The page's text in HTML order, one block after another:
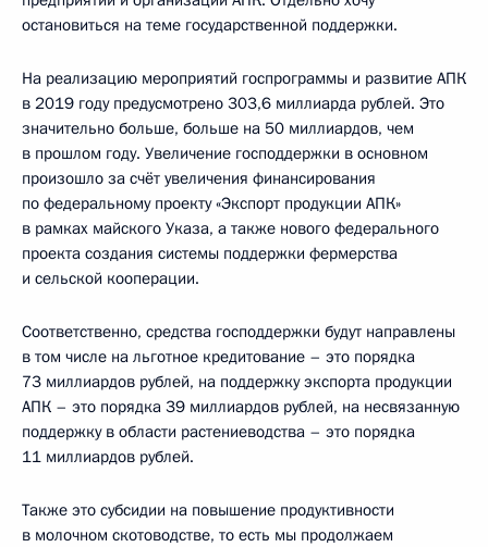
остановиться на теме государственной поддержки.
На реализацию мероприятий госпрограммы и развитие АПК
в 2019 году предусмотрено 303,6 миллиарда рублей. Это
значительно больше, больше на 50 миллиардов, чем
в прошлом году. Увеличение господдержки в основном
произошло за счёт увеличения финансирования
по федеральному проекту «Экспорт продукции АПК»
в рамках майского Указа, а также нового федерального
проекта создания системы поддержки фермерства
и сельской кооперации.
Соответственно, средства господдержки будут направлены
в том числе на льготное кредитование – это порядка
73 миллиардов рублей, на поддержку экспорта продукции
АПК – это порядка 39 миллиардов рублей, на несвязанную
поддержку в области растениеводства – это порядка
11 миллиардов рублей.
Также это субсидии на повышение продуктивности
в молочном скотоводстве, то есть мы продолжаем